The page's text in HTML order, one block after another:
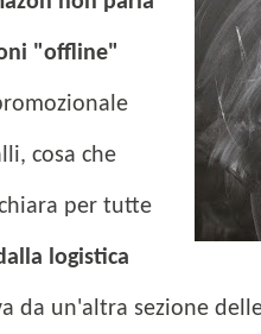
"offline"
cosa che
per tutte
logistica
da un'altra sezione